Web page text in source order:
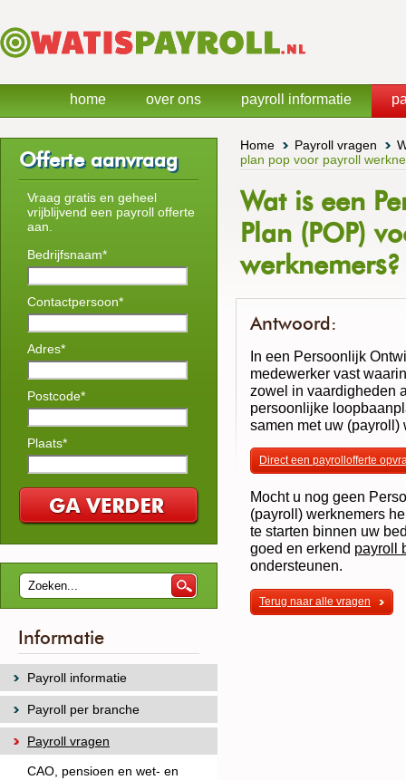
Home Payroll vragen
plan pop voor payroll
Wat is een
Plan (POP)
werknemers?
Antwoord:
In een Persoonlijk
medewerker vast
zowel in vaardigheden
persoonlijke
samen met uw (payroll)
Direct een payrollofferte
Mocht u nog geen
(payroll) werknemers
te starten binnen uw
goed en erkend payroll
ondersteunen.
Terug naar alle vragen
Offerte aanvraag
Vraag gratis en geheel
vrijblijvend een payroll offerte
aan.
Bedrijfsnaam*
Contactpersoon*
Adres*
Postcode*
Plaats*
Informatie
Payroll informatie
Payroll per branche
Payroll vragen
CAO, pensioen en wet- en
home over ons payroll informatie